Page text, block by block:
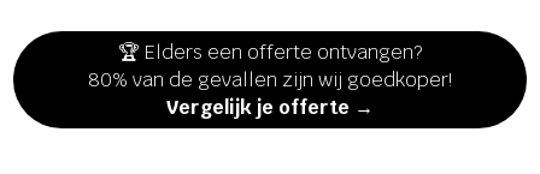
🏆 Elders een offerte ontvangen?
80% van de gevallen zijn wij goedkoper!
Vergelijk je offerte →